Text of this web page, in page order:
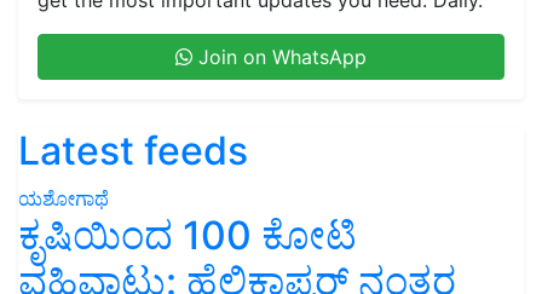
Join on WhatsApp
Latest feeds
ಯಶೋಗಾಥೆ
ಕೃಷಿಯಿಂದ 100 ಕೋಟಿ
ವಹಿವಾಟು: ಹೆಲಿಕಾಪ್ಟರ್ ನಂತರ